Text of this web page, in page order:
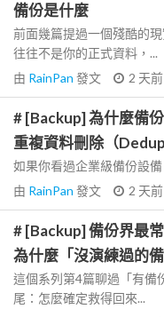
備份是什麼
前面幾篇提過一個殘酷的
往往不是你的正式資料，...
由 RainPan 發文 2 天前
# [Backup] 為什麼備
重複資料刪除（
如果你看過企業級備份設
由 RainPan 發文 2 天前
# [Backup] 備份界最
為什麼「沒演練過的
這個系列第4篇聊過「有備
尾：怎麼確定救得回來...